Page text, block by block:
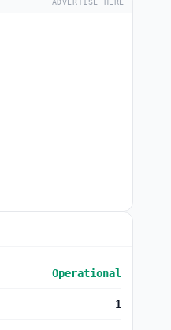
ADVERTISE HERE
Operational
1